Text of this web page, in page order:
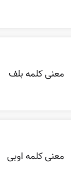
معنی کلمه بلف
معنی کلمه اوبی